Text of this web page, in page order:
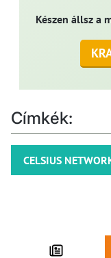
Készen állsz a
Címkék:
CELSIUS